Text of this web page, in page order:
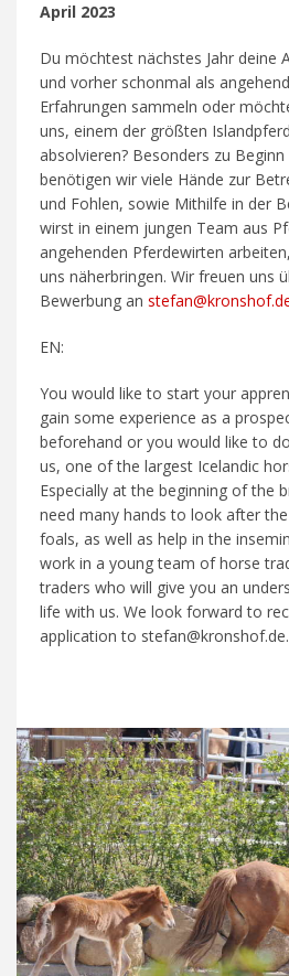
April 2023
Du möchtest nächstes Jahr deine
und vorher schonmal als
Erfahrungen sammeln oder
uns, einem der größten
absolvieren? Besonders zu
benötigen wir viele Hände zur
und Fohlen, sowie Mithilfe in der
wirst in einem jungen Team aus
angehenden Pferdewirten
uns näherbringen. Wir freuen uns
Bewerbung an
EN:
You would like to start your
gain some experience as a
beforehand or you would like to
us, one of the largest Icelandic
Especially at the beginning of the
need many hands to look after
foals, as well as help in the
work in a young team of horse
traders who will give you an
life with us. We look forward to
application to stefan@kronshof.de.